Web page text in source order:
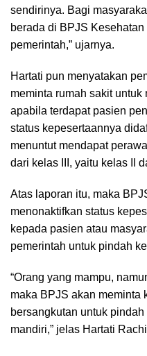
sendirinya. Bagi
berada di BPJS
pemerintah,” ujarnya.
Hartati pun menyatakan
meminta rumah sakit
apabila terdapat pasien
status kepesertaannya
menuntut mendapat
dari kelas III, yaitu kelas II
Atas laporan itu, maka
menonaktifkan status
kepada pasien atau
pemerintah untuk pindah
“Orang yang mampu,
maka BPJS akan meminta
bersangkutan untuk
mandiri,” jelas Hartati